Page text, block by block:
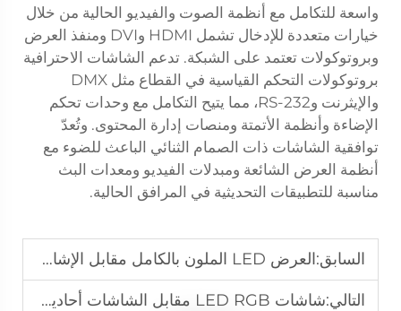
واسعة للتكامل مع أنظمة الصوت والفيديو الحالية من خلال
خيارات متعددة للإدخال تشمل HDMI وDVI ومنفذ العرض
وبروتوكولات تعتمد على الشبكة. تدعم الشاشات الاحترافية
بروتوكولات التحكم القياسية في القطاع مثل DMX
والإيثرنت وRS-232، مما يتيح التكامل مع وحدات تحكم
الإضاءة وأنظمة الأتمتة ومنصات إدارة المحتوى. وتُعدّ
توافقية الشاشات ذات الصمام الثنائي الباعث للضوء مع
أنظمة العرض الشائعة ومبدلات الفيديو ومعدات البث
مناسبة للتطبيقات التحديثية في المرافق الحالية.
السابق:العرض LED الملون بالكامل مقابل الإشارات التقليدية: أيهما أفضل؟
التالي:شاشات LED RGB مقابل الشاشات أحادية اللون: فهم الاختلافات الرئيسية